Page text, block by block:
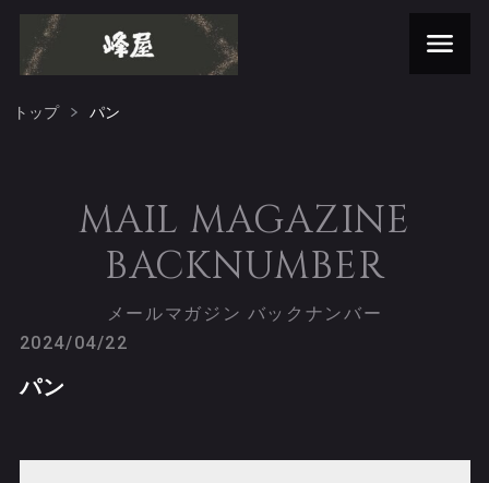
トップ パン
MAIL MAGAZINE
BACKNUMBER
メールマガジン バックナンバー
2024/04/22
パン